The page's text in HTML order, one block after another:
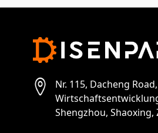
Nr. 115, Dacheng Road,
Shengzhou, Shaoxing,